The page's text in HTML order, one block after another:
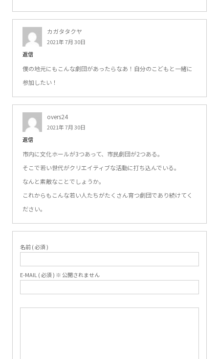
カガタタクヤ
2021年 7月 30日
返信
僕の地元にもこんな劇団があったらなあ！自分のこどもと一緒に
参加したい！
overs24
2021年 7月 30日
返信
市内に文化ホールが3つあって、市民劇団が2つある。
そこで若い世代がクリエイティブな活動に打ち込んでいる。
なんと素敵なことでしょうか。
これからもこんな若い人たちがたくさん育つ劇団であり続けてく
ださい。
名前 ( 必須 )
E-MAIL ( 必須 ) ※ 公開されません